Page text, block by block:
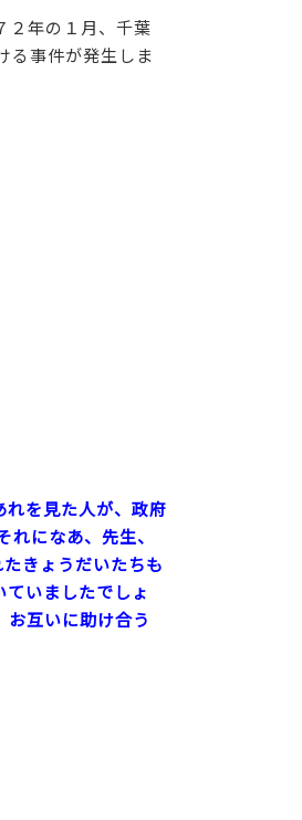
２年の１月、千葉
る事件が発生しま
れを見た人が、政府
になあ、先生、
きょうだいたちも
いましたでしょ
互いに助け合う